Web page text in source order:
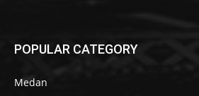
POPULAR CATEGORY
Medan